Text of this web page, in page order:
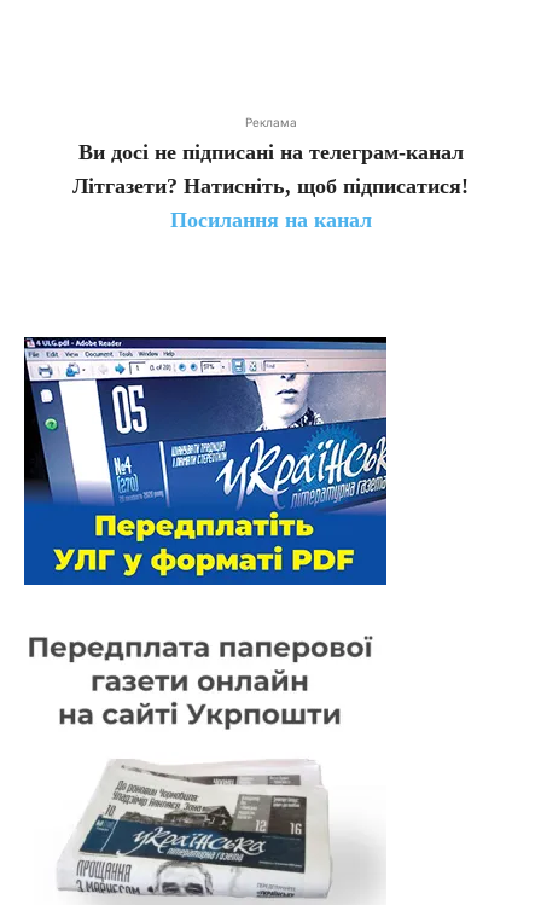
Реклама
Ви досі не підписані на телеграм-канал
Літгазети? Натисніть, щоб підписатися!
Посилання на канал